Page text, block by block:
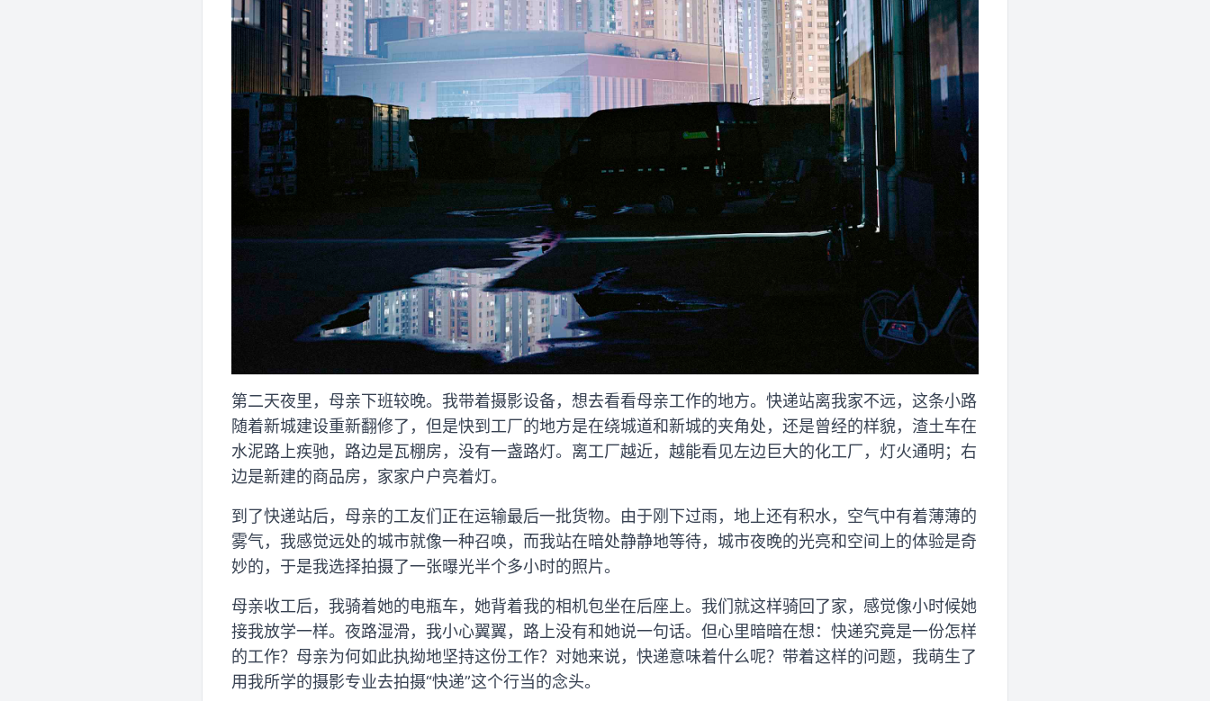
第二天夜里，母亲下班较晚。我带着摄影设备，想去看看母亲工作的地方。快递站离我家不远，这条小路
随着新城建设重新翻修了，但是快到工厂的地方是在绕城道和新城的夹角处，还是曾经的样貌，渣土车在
水泥路上疾驰，路边是瓦棚房，没有一盏路灯。离工厂越近，越能看见左边巨大的化工厂，灯火通明；右
边是新建的商品房，家家户户亮着灯。
到了快递站后，母亲的工友们正在运输最后一批货物。由于刚下过雨，地上还有积水，空气中有着薄薄的
雾气，我感觉远处的城市就像一种召唤，而我站在暗处静静地等待，城市夜晚的光亮和空间上的体验是奇
妙的，于是我选择拍摄了一张曝光半个多小时的照片。
母亲收工后，我骑着她的电瓶车，她背着我的相机包坐在后座上。我们就这样骑回了家，感觉像小时候她
接我放学一样。夜路湿滑，我小心翼翼，路上没有和她说一句话。但心里暗暗在想：快递究竟是一份怎样
的工作？母亲为何如此执拗地坚持这份工作？对她来说，快递意味着什么呢？带着这样的问题，我萌生了
用我所学的摄影专业去拍摄“快递”这个行当的念头。